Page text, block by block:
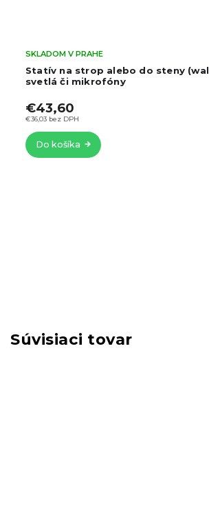
Statív na strop alebo do steny
svetlá či mikrofóny
SKLADOM V PRAHE
€36,03 bez DPH
€43,60
Do košíka
Súvisiaci tovar